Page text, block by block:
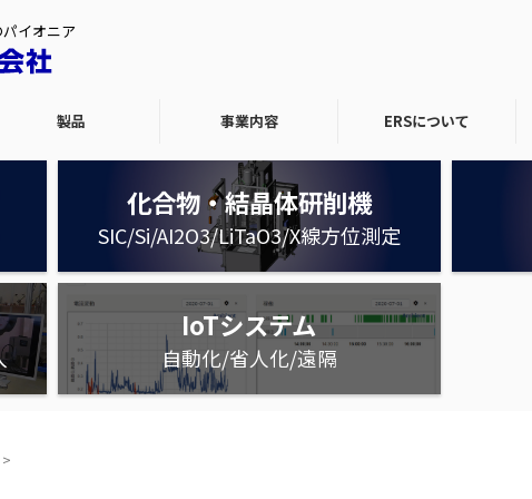
イオニア
製品 事業内容 ERSについて
化合物・結晶体研削機
SIC/Si/AI2O3/LiTaO3/X線方位測定
IoTシステム
自動化/省人化/遠隔
>